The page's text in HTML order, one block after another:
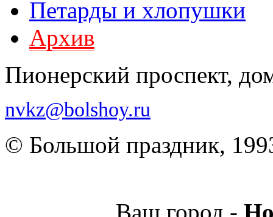
Петарды и хлопушки
Архив
Пионерский проспект,
nvkz@bolshoy.ru
© Большой праздник,
Ваш город -